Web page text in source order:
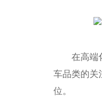
在高端
车品类的关
位。